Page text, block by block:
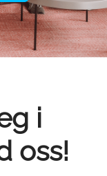
innehåll
i
oss!